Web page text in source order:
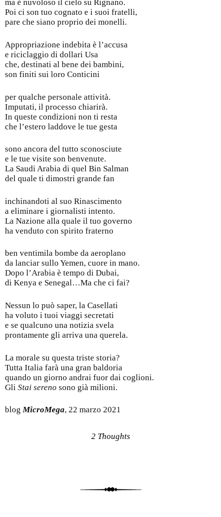
ma è nuvoloso il cielo su Rignano.
Poi ci son tuo cognato e i suoi fratelli,
pare che siano proprio dei monelli.
Appropriazione indebita è l’accusa
e riciclaggio di dollari Usa
che, destinati al bene dei bambini,
son finiti sui loro Conticini
per qualche personale attività.
Imputati, il processo chiarirà.
In queste condizioni non ti resta
che l’estero laddove le tue gesta
sono ancora del tutto sconosciute
e le tue visite son benvenute.
La Saudi Arabia di quel Bin Salman
del quale ti dimostri grande fan
inchinandoti al suo Rinascimento
a eliminare i giornalisti intento.
La Nazione alla quale il tuo governo
ha venduto con spirito fraterno
ben ventimila bombe da aeroplano
da lanciar sullo Yemen, cuore in mano.
Dopo l’Arabia è tempo di Dubai,
di Kenya e Senegal…Ma che ci fai?
Nessun lo può saper, la Casellati
ha voluto i tuoi viaggi secretati
e se qualcuno una notizia svela
prontamente gli arriva una querela.
La morale su questa triste storia?
Tutta Italia farà una gran baldoria
quando un giorno andrai fuor dai coglioni.
Gli Stai sereno sono già milioni.
blogMicroMega, 22 marzo 2021
2 Thoughts